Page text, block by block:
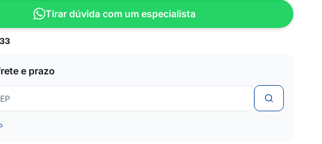
Tirar dúvida com um especialista
e prazo